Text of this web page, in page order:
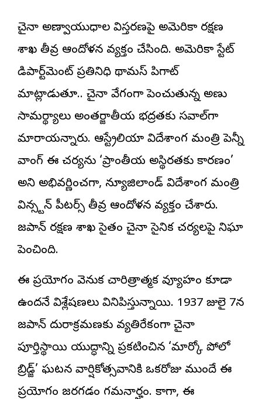
చైనా అణ్వాయుధాల విస్తరణపై అమెరికా రక్షణ
శాఖ తీవ్ర ఆందోళన వ్యక్తం చేసింది. అమెరికా స్టేట్
డిపార్ట్‌మెంట్ ప్రతినిధి థామస్ పిగాట్
మాట్లాడుతూ.. చైనా వేగంగా పెంచుతున్న అణు
సామర్థ్యాలు అంతర్జాతీయ భద్రతకు సవాల్‌గా
మారాయన్నారు. ఆస్ట్రేలియా విదేశాంగ మంత్రి పెన్నీ
వాంగ్ ఈ చర్యను ‘ప్రాంతీయ అస్థిరతకు కారణం’
అని అభివర్ణించగా, న్యూజిలాండ్ విదేశాంగ మంత్రి
విన్స్టన్ పీటర్స్ తీవ్ర ఆందోళన వ్యక్తం చేశారు.
జపాన్ రక్షణ శాఖ సైతం చైనా సైనిక చర్యలపై నిఘా
పెంచింది.
ఈ ప్రయోగం వెనుక చారిత్రాత్మక వ్యూహం కూడా
ఉందనే విశ్లేషణలు వినిపిస్తున్నాయి. 1937 జులై 7న
జపాన్ దురాక్రమణకు వ్యతిరేకంగా చైనా
పూర్తిస్థాయి యుద్ధాన్ని ప్రకటించిన ‘మార్కో పోలో
బ్రిడ్జ్’ ఘటన వార్షికోత్సవానికి ఒకరోజు ముందే ఈ
ప్రయోగం జరగడం గమనార్హం. కాగా, ఈ